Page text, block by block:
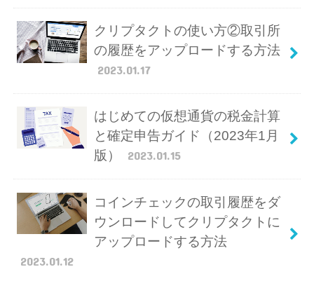
クリプタクトの使い方②取引所
の履歴をアップロードする方法
2023.01.17
はじめての仮想通貨の税金計算
と確定申告ガイド（2023年1月
版）
2023.01.15
コインチェックの取引履歴をダ
ウンロードしてクリプタクトに
アップロードする方法
2023.01.12